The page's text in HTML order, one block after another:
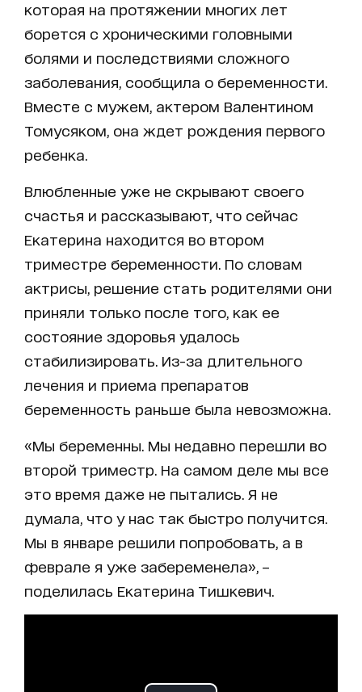
которая на протяжении многих лет
борется с хроническими головными
болями и последствиями сложного
заболевания, сообщила о беременности.
Вместе с мужем, актером Валентином
Томусяком, она ждет рождения первого
ребенка.
Влюбленные уже не скрывают своего
счастья и рассказывают, что сейчас
Екатерина находится во втором
триместре беременности. По словам
актрисы, решение стать родителями они
приняли только после того, как ее
состояние здоровья удалось
стабилизировать. Из-за длительного
лечения и приема препаратов
беременность раньше была невозможна.
«Мы беременны. Мы недавно перешли во
второй триместр. На самом деле мы все
это время даже не пытались. Я не
думала, что у нас так быстро получится.
Мы в январе решили попробовать, а в
феврале я уже забеременела», –
поделилась Екатерина Тишкевич.